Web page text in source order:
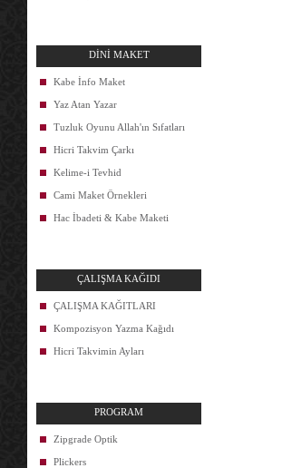
DİNİ MAKET
Kabe İnfo Maket
Yaz Atan Yazar
Tuzluk Oyunu Allah'ın Sıfatları
Hicri Takvim Çarkı
Kelime-i Tevhid
Cami Maket Örnekleri
Hac İbadeti & Kabe Maketi
ÇALIŞMA KAĞIDI
ÇALIŞMA KAĞITLARI
Kompozisyon Yazma Kağıdı
Hicri Takvimin Ayları
PROGRAM
Zipgrade Optik
Plickers